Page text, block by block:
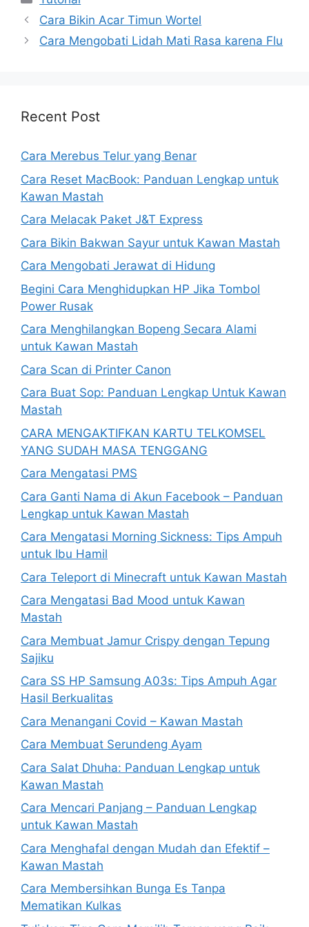
Cara Bikin Acar Timun Wortel
Cara Mengobati Lidah Mati Rasa karena Flu
Recent Post
Cara Merebus Telur yang Benar
Cara Reset MacBook: Panduan Lengkap untuk
Kawan Mastah
Cara Melacak Paket J&T Express
Cara Bikin Bakwan Sayur untuk Kawan Mastah
Cara Mengobati Jerawat di Hidung
Begini Cara Menghidupkan HP Jika Tombol
Power Rusak
Cara Menghilangkan Bopeng Secara Alami
untuk Kawan Mastah
Cara Scan di Printer Canon
Cara Buat Sop: Panduan Lengkap Untuk Kawan
Mastah
CARA MENGAKTIFKAN KARTU TELKOMSEL
YANG SUDAH MASA TENGGANG
Cara Mengatasi PMS
Cara Ganti Nama di Akun Facebook – Panduan
Lengkap untuk Kawan Mastah
Cara Mengatasi Morning Sickness: Tips Ampuh
untuk Ibu Hamil
Cara Teleport di Minecraft untuk Kawan Mastah
Cara Mengatasi Bad Mood untuk Kawan
Mastah
Cara Membuat Jamur Crispy dengan Tepung
Sajiku
Cara SS HP Samsung A03s: Tips Ampuh Agar
Hasil Berkualitas
Cara Menangani Covid – Kawan Mastah
Cara Membuat Serundeng Ayam
Cara Salat Dhuha: Panduan Lengkap untuk
Kawan Mastah
Cara Mencari Panjang – Panduan Lengkap
untuk Kawan Mastah
Cara Menghafal dengan Mudah dan Efektif –
Kawan Mastah
Cara Membersihkan Bunga Es Tanpa
Mematikan Kulkas